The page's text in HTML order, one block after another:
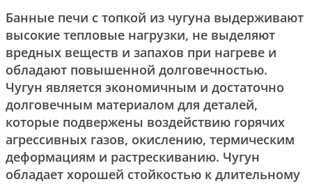
Банные печи с топкой из чугуна выдерживают
высокие тепловые нагрузки, не выделяют
вредных веществ и запахов при нагреве и
обладают повышенной долговечностью.
Чугун является экономичным и достаточно
долговечным материалом для деталей,
которые подвержены воздействию горячих
агрессивных газов, окислению, термическим
деформациям и растрескиванию. Чугун
обладает хорошей стойкостью к длительному